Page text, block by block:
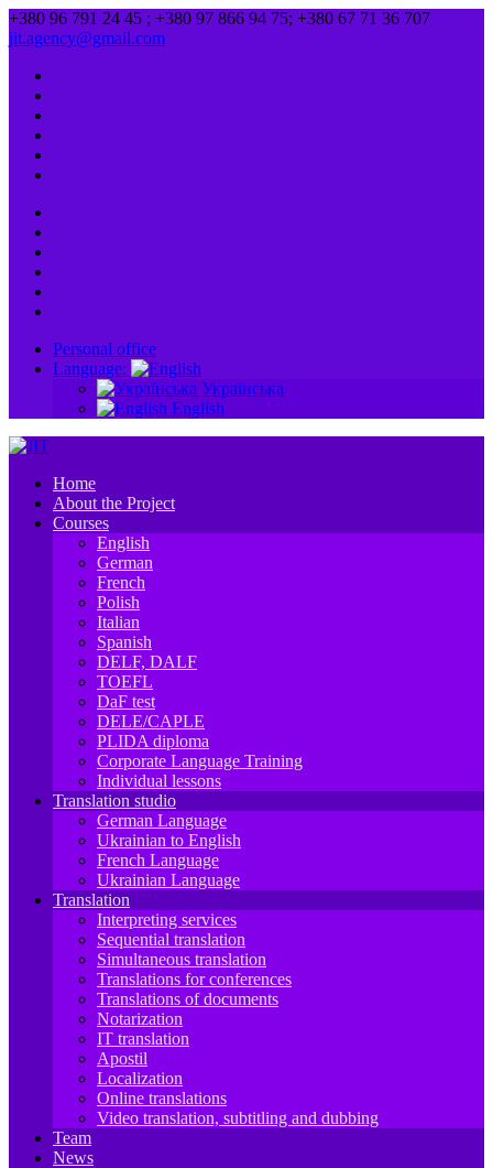
+380 96 791 24 45 ; +380 97 866 94 75; +380 67 71 36 707
jit.agency@gmail.com
Personal office
Language:
Українська
English
Home
About the Project
Courses
English
German
French
Polish
Italian
Spanish
DELF, DALF
TOEFL
DaF test
DELE/CAPLE
PLIDA diploma
Corporate Language Training
Individual lessons
Translation studio
German Language
Ukrainian to English
French Language
Ukrainian Language
Translation
Interpreting services
Sequential translation
Simultaneous translation
Translations for conferences
Translations of documents
Notarization
IT translation
Apostil
Localization
Online translations
Video translation, subtitling and dubbing
Team
News